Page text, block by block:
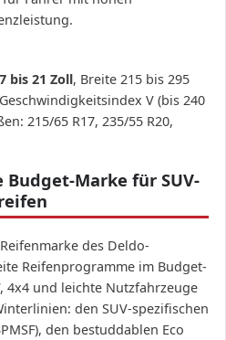
bis 21 Zoll, Breite 215 bis 295
V (bis 240
215/65 R17, 235/55 R20,
Marke für SUV-
des Deldo-
Reifenprogramme im Budget-
4x4 und leichte Nutzfahrzeuge
den SUV-spezifischen
den bestuddablen Eco